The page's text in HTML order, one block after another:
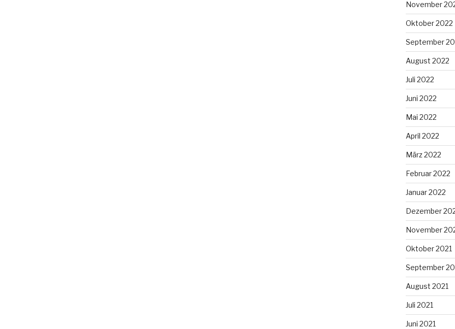
November
Oktober 2022
September
August 2022
Juli 2022
Juni 2022
Mai 2022
April 2022
März 2022
Februar 2022
Januar 2022
Dezember
November
Oktober 2021
September
August 2021
Juli 2021
Juni 2021